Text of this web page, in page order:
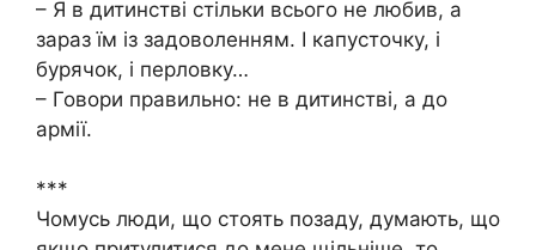
– Я в дитинстві стільки всього не любив, а
зараз їм із задоволенням. І капусточку, і
бурячок, і перловку…
– Говори правильно: не в дитинстві, а до
армії.
***
Чомусь люди, що стоять позаду, думають, що